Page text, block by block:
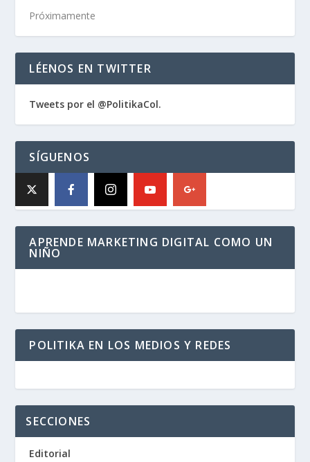
Próximamente
LÉENOS EN TWITTER
Tweets por el @PolitikaCol.
SÍGUENOS
APRENDE MARKETING DIGITAL COMO UN
NIÑO
POLITIKA EN LOS MEDIOS Y REDES
SECCIONES
Editorial